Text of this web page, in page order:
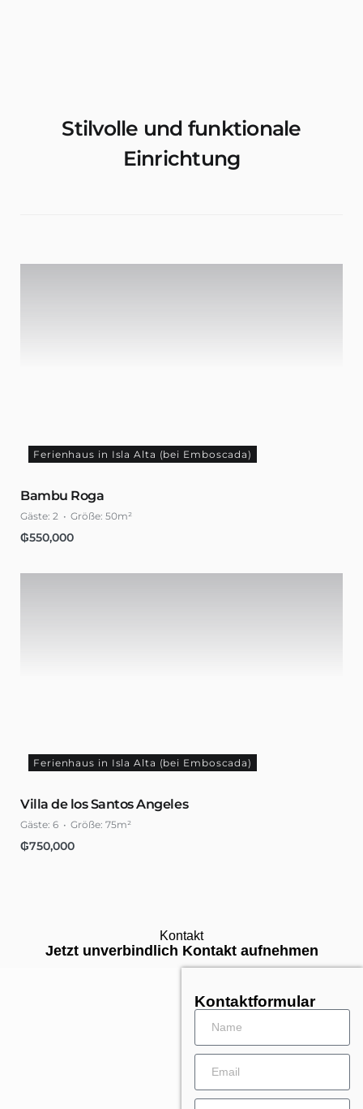
Stilvolle und funktionale
Einrichtung
Ferienhaus in Isla Alta (bei Emboscada)
Bambu Roga
Gäste: 2 Größe: 50m²
₲550,000
Ferienhaus in Isla Alta (bei Emboscada)
Villa de los Santos Angeles
Gäste: 6 Größe: 75m²
₲750,000
Kontakt
Jetzt unverbindlich Kontakt aufnehmen
Kontaktformular